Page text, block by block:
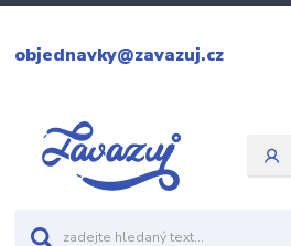
objednavky@zavazuj.cz